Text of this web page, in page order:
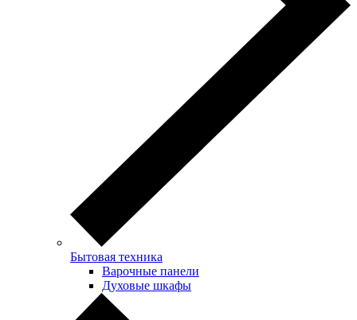
Бытовая техника
Варочные панели
Духовые шкафы